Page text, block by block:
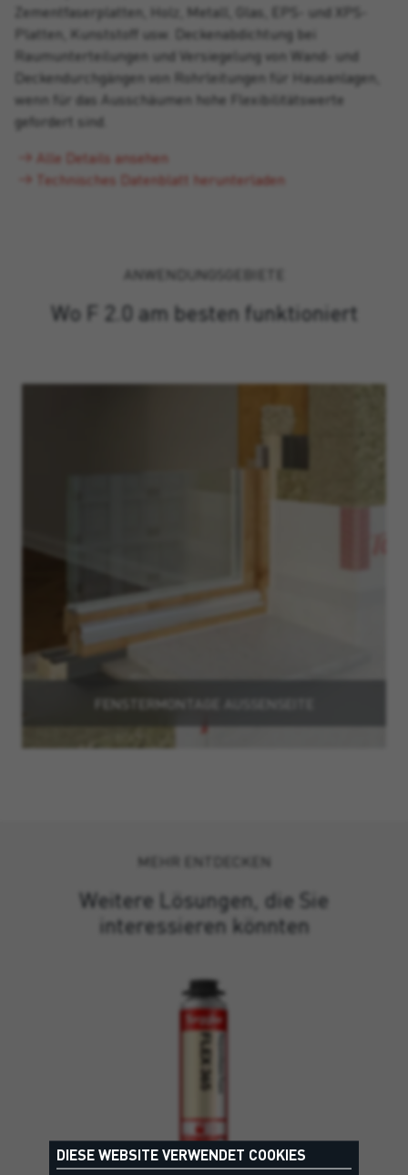
Zementfaserplatten, Holz, Metall, Glas, EPS- und XPS-
Platten, Kunststoff usw. Deckenabdichtung bei
Raumunterteilungen und Versiegelung von Wand- und
Deckendurchgängen von Rohrleitungen für Hausanlagen,
wenn für das Ausschäumen hohe Flexibilitätswerte
gefordert sind.
Alle Details ansehen
Technisches Datenblatt herunterladen
ANWENDUNGSGEBIETE
Wo F 2.0 am besten funktioniert
FENSTERMONTAGE AUSSENSEITE
MEHR ENTDECKEN
Weitere Lösungen, die Sie
interessieren könnten
DIESE WEBSITE VERWENDET COOKIES